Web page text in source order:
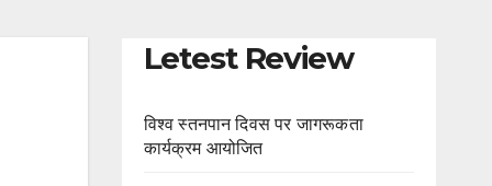
Letest Review
विश्व स्तनपान दिवस पर जागरूकता
कार्यक्रम आयोजित